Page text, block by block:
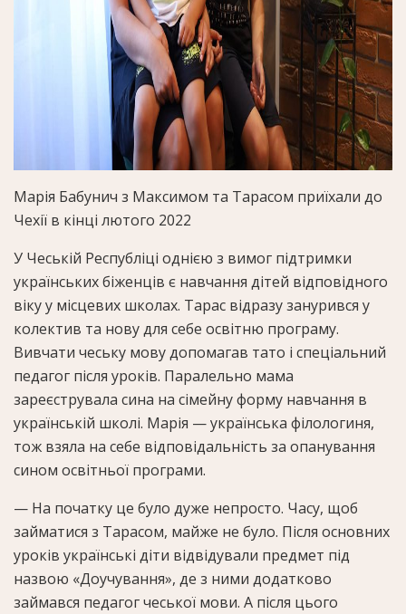
Марія Бабунич з Максимом та Тарасом приїхали до
Чехії в кінці лютого 2022
У Чеській Республіці однією з вимог підтримки
українських біженців є навчання дітей відповідного
віку у місцевих школах. Тарас відразу занурився у
колектив та нову для себе освітню програму.
Вивчати чеську мову допомагав тато і спеціальний
педагог після уроків. Паралельно мама
зареєструвала сина на сімейну форму навчання в
українській школі. Марія — українська філологиня,
тож взяла на себе відповідальність за опанування
сином освітньої програми.
— На початку це було дуже непросто. Часу, щоб
займатися з Тарасом, майже не було. Після основних
уроків українські діти відвідували предмет під
назвою «Доучування», де з ними додатково
займався педагог чеської мови. А після цього